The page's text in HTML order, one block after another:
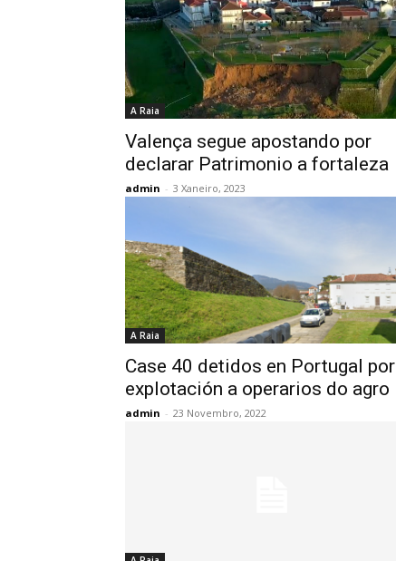
A Raia
Valença segue apostando por
declarar Patrimonio a fortaleza
admin - 3 Xaneiro, 2023
A Raia
Case 40 detidos en Portugal por
explotación a operarios do agro
admin - 23 Novembro, 2022